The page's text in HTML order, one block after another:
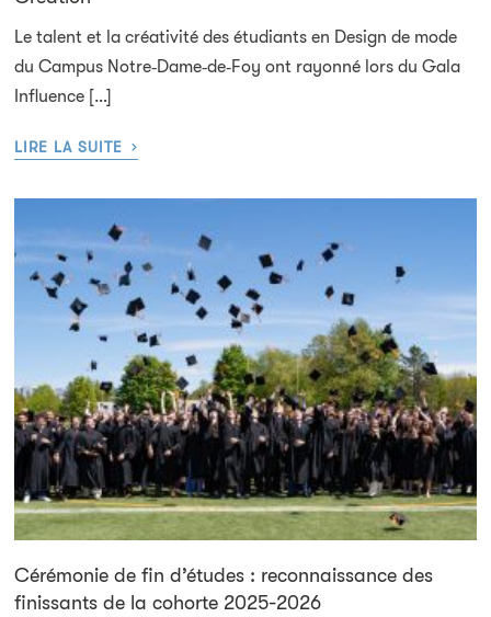
Le talent et la créativité des étudiants en Design de mode
du Campus Notre‑Dame‑de‑Foy ont rayonné lors du Gala
Influence […]
LIRE LA SUITE ›
Cérémonie de fin d’études : reconnaissance des
finissants de la cohorte 2025-2026